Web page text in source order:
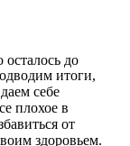
осталось до
итоги,
себе
плохое в
от
здоровьем.